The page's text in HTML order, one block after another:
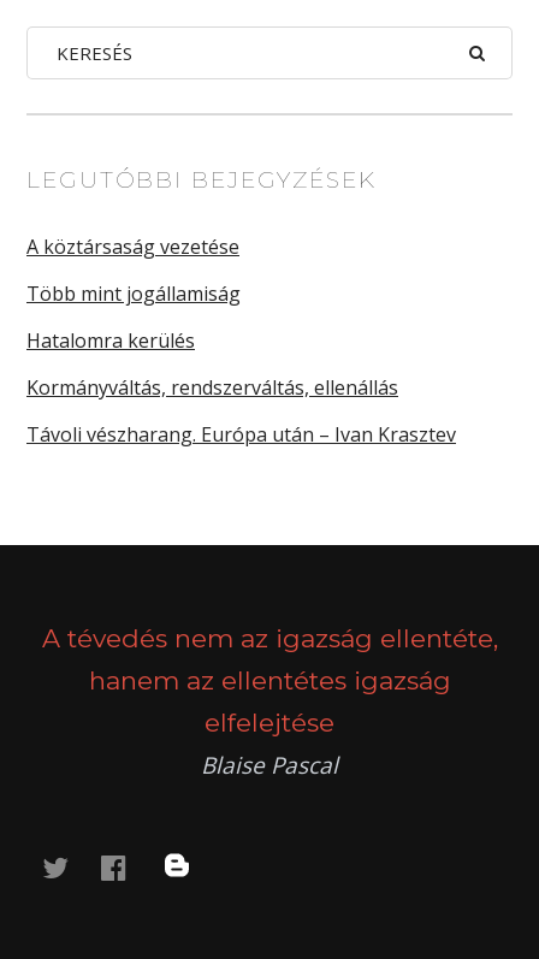
LEGUTÓBBI BEJEGYZÉSEK
A köztársaság vezetése
Több mint jogállamiság
Hatalomra kerülés
Kormányváltás, rendszerváltás, ellenállás
Távoli vészharang. Európa után – Ivan Krasztev
A tévedés nem az igazság ellentéte,
hanem az ellentétes igazság
elfelejtése
Blaise Pascal
twitterfacebook
blog